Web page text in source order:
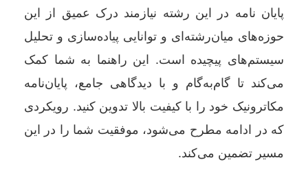
پایان نامه در این رشته نیازمند درک عمیق از این
حوزه‌های میان‌رشته‌ای و توانایی پیاده‌سازی و تحلیل
سیستم‌های پیچیده است. این راهنما به شما کمک
می‌کند تا گام‌به‌گام و با دیدگاهی جامع، پایان‌نامه
مکاترونیک خود را با کیفیت بالا تدوین کنید. رویکردی
که در ادامه مطرح می‌شود، موفقیت شما را در این
مسیر تضمین می‌کند.